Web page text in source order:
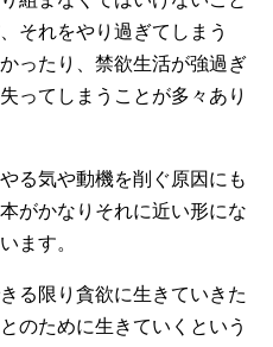
それをやり過ぎてしまう
ったり、禁欲生活が強過ぎ
ってしまうことが多々あり
る気や動機を削ぐ原因にも
がかなりそれに近い形にな
ます。
る限り貪欲に生きていきた
のために生きていくという